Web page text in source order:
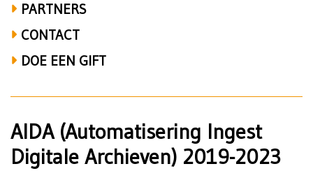
PARTNERS
CONTACT
DOE EEN GIFT
AIDA (Automatisering Ingest
Digitale Archieven) 2019-2023